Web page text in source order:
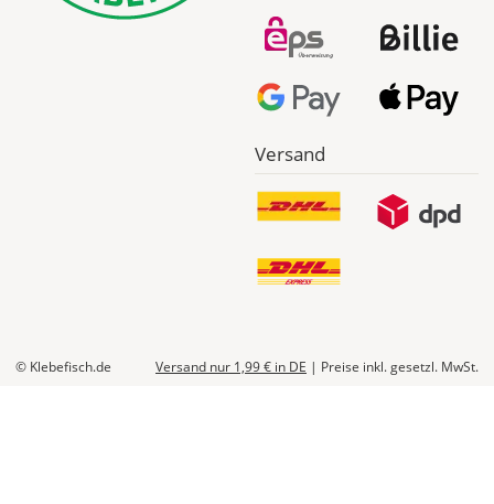
Versand
© Klebefisch.de Versand nur 1,99 € in DE | Preise inkl. gesetzl. MwSt.